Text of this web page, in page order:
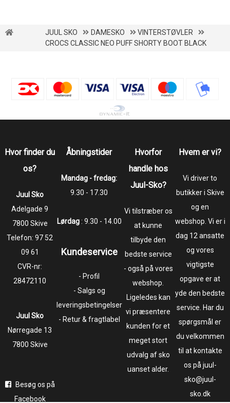
JUUL SKO DAMESKO
VINTERSTØVLER
CROCS CLASSIC NEO PUFF SHORTY BOOT BLACK
Hvor finder du
os?
Juul Sko
​​​​​​​Adelgade 9
7800 Skive
Telefon:97 52
09 61
CVR-nr:
28472110
Juul Sko
​​​​​​​Nørregade 13
7800 Skive
Besøg os på
Facebook
Åbningstider
Mandag - fredag:
9.30 - 17.30
Lørdag: 9.30 - 14.00
Kundeservice
- Profil
- Salgs og
leveringsbetingelser
- Retur & fragtlabel
Hvorfor
handle hos
Juul-Sko?
Vi tilstræber os
at kunne
tilbyde den
bedste service
- også på vores
webshop.
Ligeledes kan
vi præsentere
kunden for et
meget stort
udvalg af sko
uanset alder.
Hvem er vi?
Vi driver to
butikker i Skive
og en
webshop. Vi er i
dag 12 ansatte
og vores
vigtigste
opgave er at
yde den bedste
service. Har du
spørgsmål er
du velkommen
til at kontakte
os på juul-
sko@juul-
sko.dk